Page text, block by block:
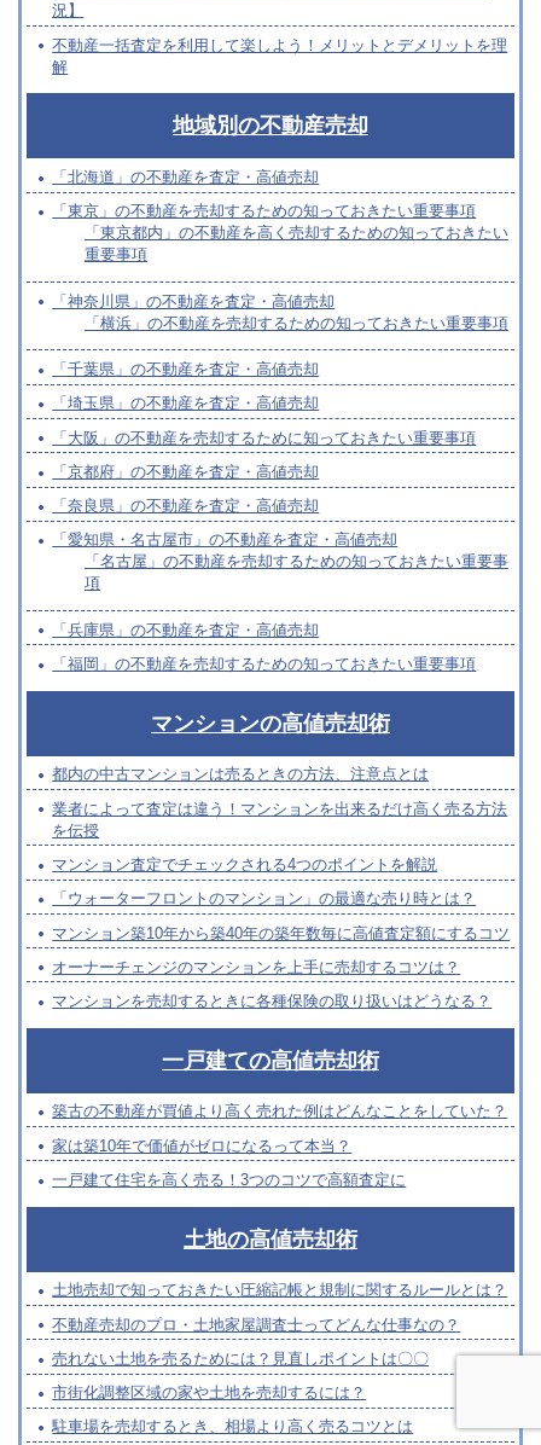
況】
不動産一括査定を利用して楽しよう！メリットとデメリットを理
解
地域別の不動産売却
「北海道」の不動産を査定・高値売却
「東京」の不動産を売却するための知っておきたい重要事項
「東京都内」の不動産を高く売却するための知っておきたい
重要事項
「神奈川県」の不動産を査定・高値売却
「横浜」の不動産を売却するための知っておきたい重要事項
「千葉県」の不動産を査定・高値売却
「埼玉県」の不動産を査定・高値売却
「大阪」の不動産を売却するために知っておきたい重要事項
「京都府」の不動産を査定・高値売却
「奈良県」の不動産を査定・高値売却
「愛知県・名古屋市」の不動産を査定・高値売却
「名古屋」の不動産を売却するための知っておきたい重要事
項
「兵庫県」の不動産を査定・高値売却
「福岡」の不動産を売却するための知っておきたい重要事項
マンションの高値売却術
都内の中古マンションは売るときの方法、注意点とは
業者によって査定は違う！マンションを出来るだけ高く売る方法
を伝授
マンション査定でチェックされる4つのポイントを解説
「ウォーターフロントのマンション」の最適な売り時とは？
マンション築10年から築40年の築年数毎に高値査定額にするコツ
オーナーチェンジのマンションを上手に売却するコツは？
マンションを売却するときに各種保険の取り扱いはどうなる？
一戸建ての高値売却術
築古の不動産が買値より高く売れた例はどんなことをしていた？
家は築10年で価値がゼロになるって本当？
一戸建て住宅を高く売る！3つのコツで高額査定に
土地の高値売却術
土地売却で知っておきたい圧縮記帳と規制に関するルールとは？
不動産売却のプロ・土地家屋調査士ってどんな仕事なの？
売れない土地を売るためには？見直しポイントは〇〇
市街化調整区域の家や土地を売却するには？
駐車場を売却するとき、相場より高く売るコツとは